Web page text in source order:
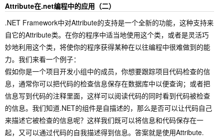
Attribute在.net编程中的应用（二）
.NET Framework中对Attribute的支持是一个全新的功能，这种支持来
自它的Attribute类。在你的程序中适当地使用这个类，或者是灵活巧
妙地利用这个类，将使你的程序获得某种在以往编程中很难做到的能
力。我们来看一个例子：
假如你是一个项目开发小组中的成员，你想要跟踪项目代码检查的信
息，通常你可以把代码的检查信息保存在数据库中以便查询；或者把
信息写到代码的注释里面，这样可以阅读代码的同时看到代码被检查
的信息。我们知道.NET的组件是自描述的，那么是否可以让代码自己
来描述它被检查的信息呢？这样我们既可以将信息和代码保存在一
起，又可以通过代码的自我描述得到信息。答案就是使用Attribute.